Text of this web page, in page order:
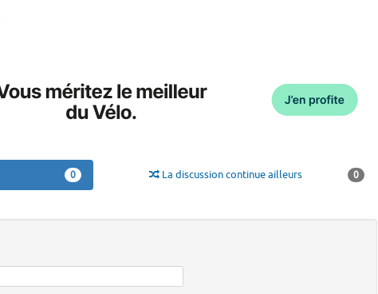
0 La discussion continue ailleurs 0